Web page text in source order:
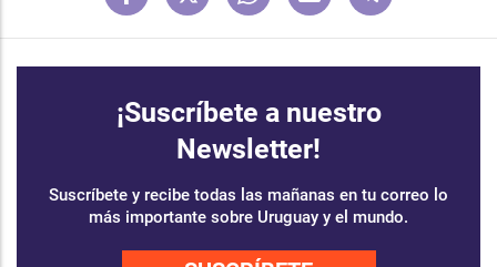
¡Suscríbete a nuestro
Newsletter!
Suscríbete y recibe todas las mañanas en tu correo lo
más importante sobre Uruguay y el mundo.